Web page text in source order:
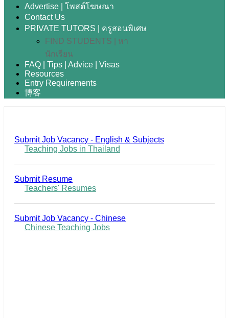
Advertise | โพสต์โฆษณา
Contact Us
PRIVATE TUTORS | ครูสอนพิเศษ
FIND STUDENTS | หา
นักเรียน
FAQ | Tips | Advice | Visas
Resources
Entry Requirements
博客
Submit Job Vacancy - English & Subjects
Teaching Jobs in Thailand
Submit Resume
Teachers' Resumes
Submit Job Vacancy - Chinese
Chinese Teaching Jobs